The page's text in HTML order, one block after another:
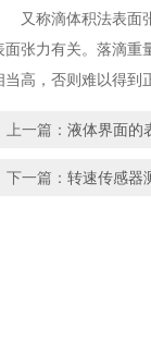
又称滴体积法表面张
面张力有关。落滴重
当高，否则难以得到
上一篇： 液体界面的
下一篇： 转速传感器